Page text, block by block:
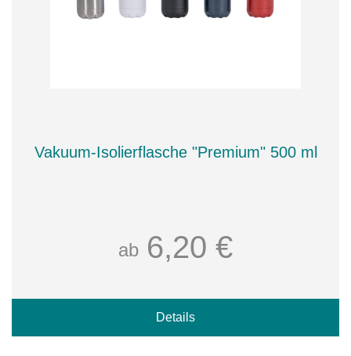
Vakuum-Isolierflasche "Premium" 500 ml
ab 6,20 €
Details